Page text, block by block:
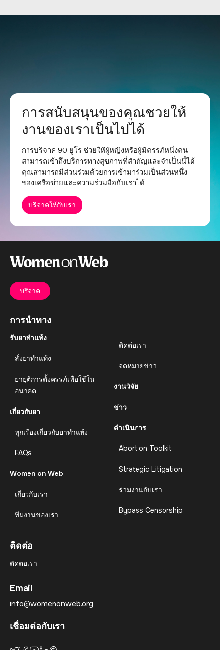
การสนับสนุนของคุณชวยให้
งานของเราเป็นไปได้
การบริจาค 90 ยูโร ช่วยให้ผู้หญิงหรือผู้มีครรภ์หนึ่งคน
สามารถเข้าถึงบริการทางสุขภาพที่สำคัญและจำเป็นนี้ได้
คุณสามารถมีส่วนร่วมด้วยการเข้ามาร่วมเป็นส่วนหนึ่ง
ของเครือข่ายและความร่วมมือกับเราได้
บริจาคให้กับเรา
การนำทาง
รับยาทำแท้ง
สั่งยาทำแท้ง
ยายุติการตั้งครรภ์เพื่อใช้ใน
อนาคต
เกี่ยวกับยา
ทุกเรื่องเกี่ยวกับยาทำแท้ง
FAQs
Women on Web
เกี่ยวกับเรา
ทีมงานของเรา
ติดต่อเรา
จดหมายข่าว
งานวิจัย
ข่าว
ดำเนินการ
Abortion Toolkit
Strategic Litigation
ร่วมงานกับเรา
Bypass Censorship
ติดต่อ
ติดต่อเรา
Email
info@womenonweb.org
เชื่อมต่อกับเรา
บริจาค